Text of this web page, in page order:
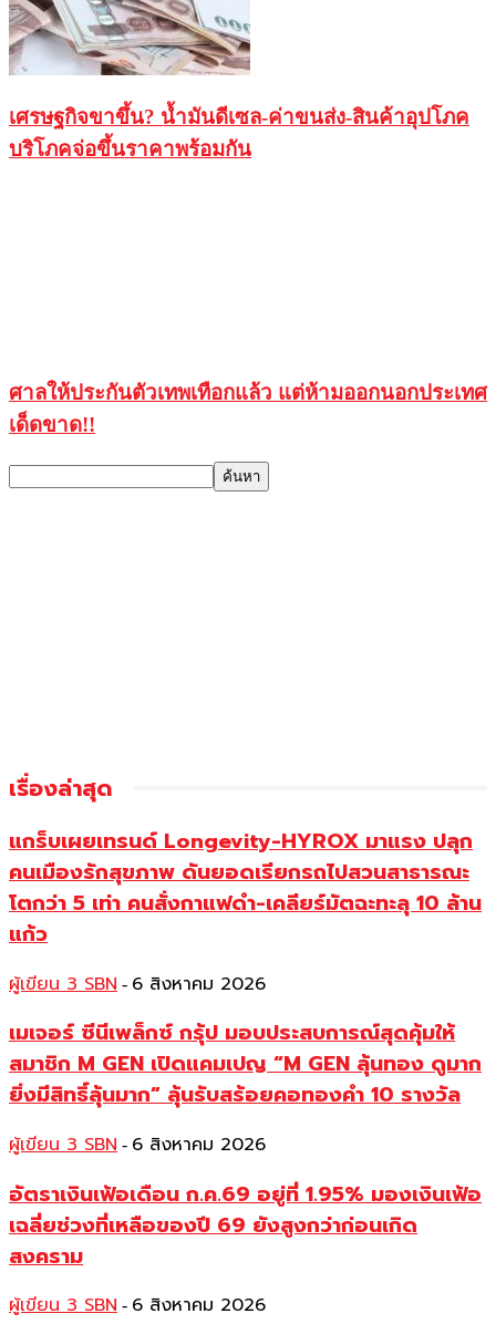
เศรษฐกิจขาขึ้น? น้ำมันดีเซล-ค่าขนส่ง-สินค้าอุปโภค
บริโภคจ่อขึ้นราคาพร้อมกัน
ศาลให้ประกันตัวเทพเทือกแล้ว แต่ห้ามออกนอกประเทศ
เด็ดขาด!!
เรื่องล่าสุด
แกร็บเผยเทรนด์ Longevity-HYROX มาแรง ปลุก
คนเมืองรักสุขภาพ ดันยอดเรียกรถไปสวนสาธารณะ
โตกว่า 5 เท่า คนสั่งกาแฟดำ-เคลียร์มัตฉะทะลุ 10 ล้าน
แก้ว
ผู้เขียน 3 SBN - 6 สิงหาคม 2026
เมเจอร์ ซีนีเพล็กซ์ กรุ้ป มอบประสบการณ์สุดคุ้มให้
สมาชิก M GEN เปิดแคมเปญ “M GEN ลุ้นทอง ดูมาก
ยิ่งมีสิทธิ์ลุ้นมาก” ลุ้นรับสร้อยคอทองคำ 10 รางวัล
ผู้เขียน 3 SBN - 6 สิงหาคม 2026
อัตราเงินเฟ้อเดือน ก.ค.69 อยู่ที่ 1.95% มองเงินเฟ้อ
เฉลี่ยช่วงที่เหลือของปี 69 ยังสูงกว่าก่อนเกิด
สงคราม
ผู้เขียน 3 SBN - 6 สิงหาคม 2026